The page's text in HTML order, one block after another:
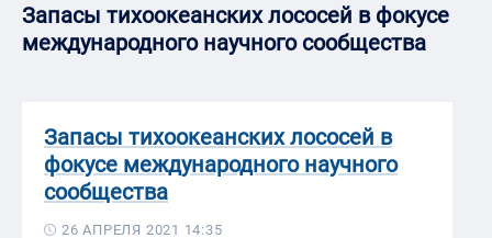
Запасы тихоокеанских лососей в фокусе
международного научного сообщества
Запасы тихоокеанских лососей в
фокусе международного научного
сообщества
26 АПРЕЛЯ 2021 14:35